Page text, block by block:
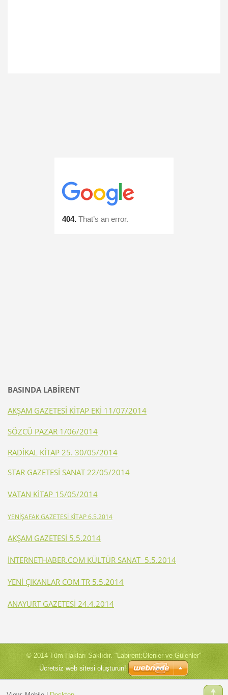
BASINDA LABİRENT
AKŞAM GAZETESİ KİTAP EKİ 11/07/2014
SÖZCÜ PAZAR 1/06/2014
RADİKAL KİTAP 25. 30/05/2014
STAR GAZETESİ SANAT 22/05/2014
VATAN KİTAP 15/05/2014
YENİŞAFAK GAZETESİ KİTAP 6.5.2014
AKŞAM GAZETESİ 5.5.2014
İNTERNETHABER.COM KÜLTÜR SANAT 5.5.2014
YENİ ÇIKANLAR COM TR 5.5.2014
ANAYURT GAZETESİ 24.4.2014
© 2014 Tüm Hakları Saklıdır. "Labirent:Ölenler ve Gülenler"
Ücretsiz web sitesi oluşturun!